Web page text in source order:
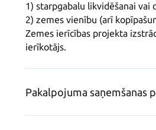
1) starpgabalu likvidēšanai
2) zemes vienību (arī
Zemes ierīcības projekta
ierīkotājs.
Pakalpojuma saņemšanas